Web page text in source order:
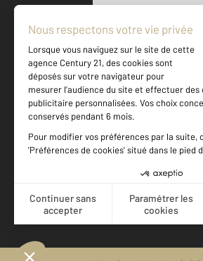
500 m
Votre agence
Achat